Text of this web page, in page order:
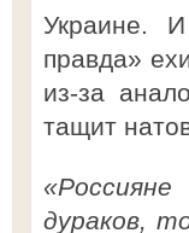
Украине.
правда»
из-за
тащит
дураков,